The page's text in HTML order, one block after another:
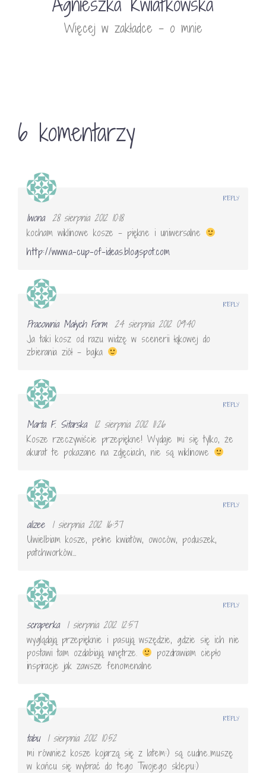
Więcej w zakładce - o mnie
6 komentarzy
Iwona 28 sierpnia 2012 10:18
kocham wiklinowe kosze – piękne i uniwersalne
http://www.a-cup-of-ideas.blogspot.com
REPLY
Pracownia Małych Form 24 sierpnia 2012 09:40
Ja taki kosz od razu widzę w scenerii łąkowej do
zbierania ziół – bajka
REPLY
Marta F. Sitarska
12 sierpnia 2012 11:26
Kosze rzeczywiście przepiękne! Wydaje mi się tylko, że
akurat te pokazane na zdjęciach, nie są wiklinowe
REPLY
alizee
1 sierpnia 2012 16:37
Uwielbiam kosze, pełne kwiatów, owoców, poduszek,
patchworków…
REPLY
scraperka
1 sierpnia 2012 12:57
wyglądają przepięknie i pasują wszędzie, gdzie się ich nie
postawi tam ozdabiają wnętrze.
pozdrawiam ciepło
inspiracje jak zawsze fenomenalne
REPLY
tabu
1 sierpnia 2012 10:52
mi również kosze kojarzą się z latem:) są cudne..muszę
w końcu się wybrać do tego Twojego sklepu:)
REPLY